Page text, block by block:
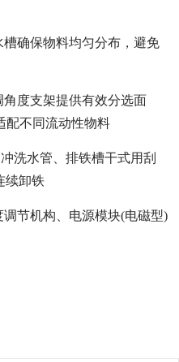
确保物料均匀分布，避免
度支架提供有效分选面
配不同流动性物料
洗水管、排铁槽干式用刮
续卸铁
节机构、电源模块(电磁型)